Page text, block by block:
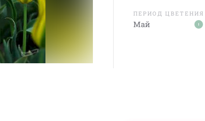
ПЕРИОД ЦВЕТЕНИЯ
Май